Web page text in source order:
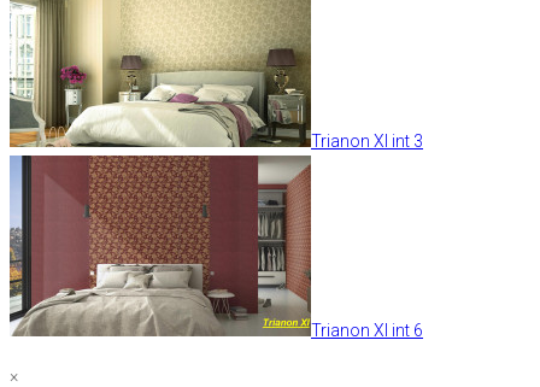
Trianon XI int 3
Trianon XI int 6
×